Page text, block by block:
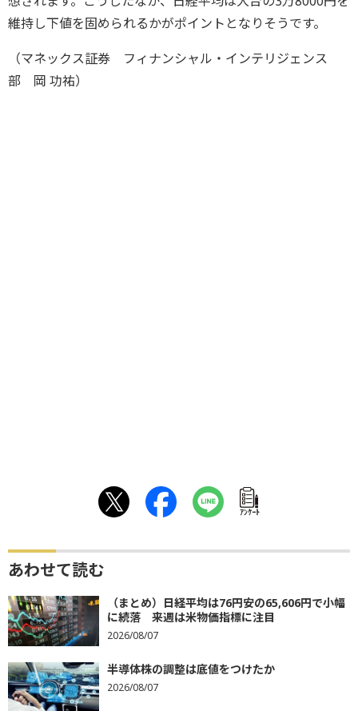
維持し下値を固められるかがポイントとなりそうです。
（マネックス証券 フィナンシャル・インテリジェンス
部 岡 功祐）
ｱﾝｹｰﾄ
あわせて読む
（まとめ）日経平均は76円安の65,606円で小幅
に続落 来週は米物価指標に注目
2026/08/07
半導体株の調整は底値をつけたか
2026/08/07